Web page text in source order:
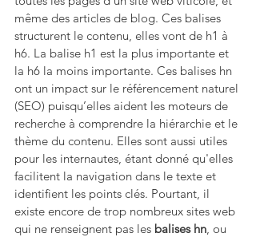
même des articles de blog. Ces balises
structurent le contenu, elles vont de h1 à
h6. La balise h1 est la plus importante et
la h6 la moins importante. Ces balises hn
ont un impact sur le référencement naturel
(SEO) puisqu’elles aident les moteurs de
recherche à comprendre la hiérarchie et le
thème du contenu. Elles sont aussi utiles
pour les internautes, étant donné qu'elles
facilitent la navigation dans le texte et
identifient les points clés. Pourtant, il
existe encore de trop nombreux sites web
qui ne renseignent pas les balises hn , ou